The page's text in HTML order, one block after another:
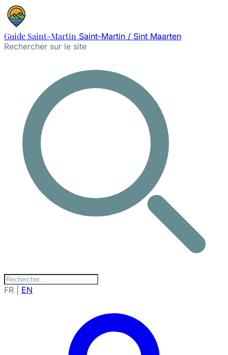
Guide Saint-Martin Saint-Martin / Sint Maarten
Rechercher sur le site
FR EN